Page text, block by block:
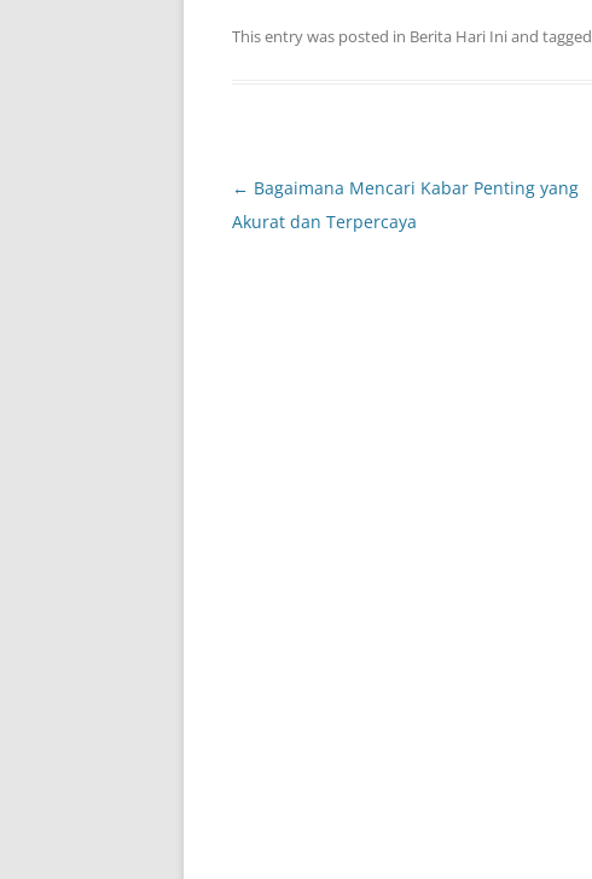
This entry was posted in Berita Hari Iniand tagged
Post
navigation
← Bagaimana Mencari Kabar Penting yang
Akurat dan Terpercaya